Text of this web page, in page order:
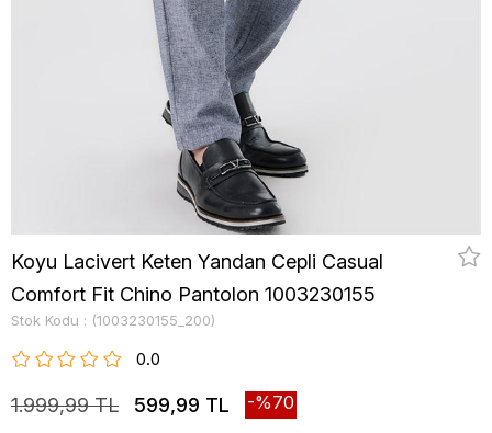
Koyu Lacivert Keten Yandan Cepli Casual
Comfort Fit Chino Pantolon 1003230155
Stok Kodu (1003230155_200)
0.0
1.999,99 TL 599,99 TL 70